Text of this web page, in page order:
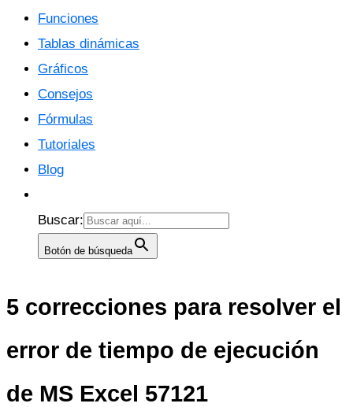
Funciones
Tablas dinámicas
Gráficos
Consejos
Fórmulas
Tutoriales
Blog
Buscar:
Botón de búsqueda
5 correcciones para resolver el
error de tiempo de ejecución
de MS Excel 57121